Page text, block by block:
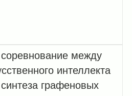
между
интеллекта
графеновых